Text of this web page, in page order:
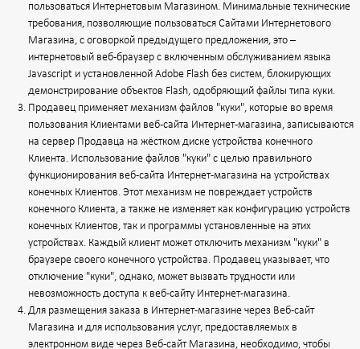
пользоваться Интернетовым Магазином. Минимальные технические
требования, позволяющие пользоваться Сайтами Интернетового
Магазина, с оговоркой предыдущего предложения, это –
интернетовый веб-браузер с включенным обслуживанием языка
Javascript и установленной Adobe Flash без систем, блокирующих
демонстрирование объектов Flash, одобряющий файлы типа куки.
Продавец применяет механизм файлов "куки", которые во время
пользования Клиентами веб-сайта Интернет-магазина, записываются
на сервер Продавца на жёстком диске устройства конечного
Клиента. Использование файлов "куки" с целью правильного
функционирования веб-сайта Интернет-магазина на устройствах
конечных Клиентов. Этот механизм не повреждает устройств
конечного Клиента, а также не изменяет как конфигурацию устройств
конечных Клиентов, так и программы установленные на этих
устройствах. Каждый клиент может отключить механизм "куки" в
браузере своего конечного устройства. Продавец указывает, что
отключение "куки", однако, может вызвать трудности или
невозможность доступа к веб-сайту Интернет-магазина.
Для размещения заказа в Интернет-магазине через Веб-сайт
Магазина и для использования услуг, предоставляемых в
электронном виде через Веб-сайт Магазина, необходимо, чтобы